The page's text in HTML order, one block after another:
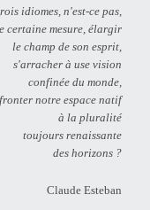
idiomes, n'est-ce pas,
certaine mesure, élargir
le champ de son esprit,
s'arracher à use vision
confinée du monde,
notre espace natif
à la pluralité
toujours renaissante
des horizons ?
Claude Esteban